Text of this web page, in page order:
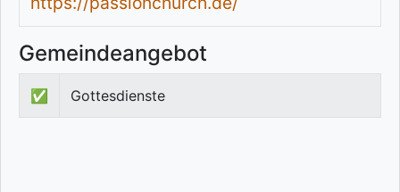
Gemeindeangebot
✅ Gottesdienste